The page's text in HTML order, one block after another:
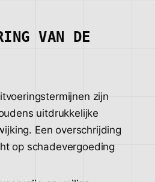
VAN DE
zijn
uitdrukkelijke
Een overschrijding
op schadevergoeding